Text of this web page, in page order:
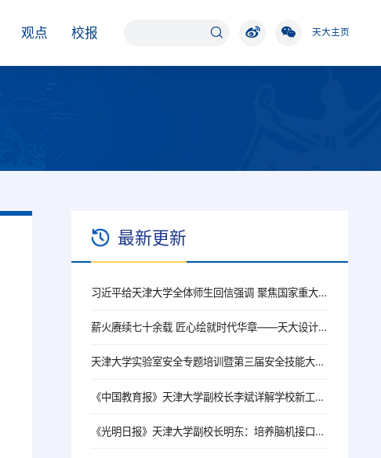
观点 校报 天大主页
最新更新
习近平给天津大学全体师生回信强调 聚焦国家重大战略需求提高人才培养质量 更好服务经济社会发展
薪火赓续七十余载 匠心绘就时代华章——天大设计总院院史展厅、成果展厅举行开展仪式
天津大学实验室安全专题培训暨第三届安全技能大赛颁奖仪式成功举办
《中国教育报》天津大学副校长李斌详解学校新工科招生培养特点：新工科持续升级 专业设置超前布局
《光明日报》天津大学副校长明东：培养脑机接口未来产业领军人才